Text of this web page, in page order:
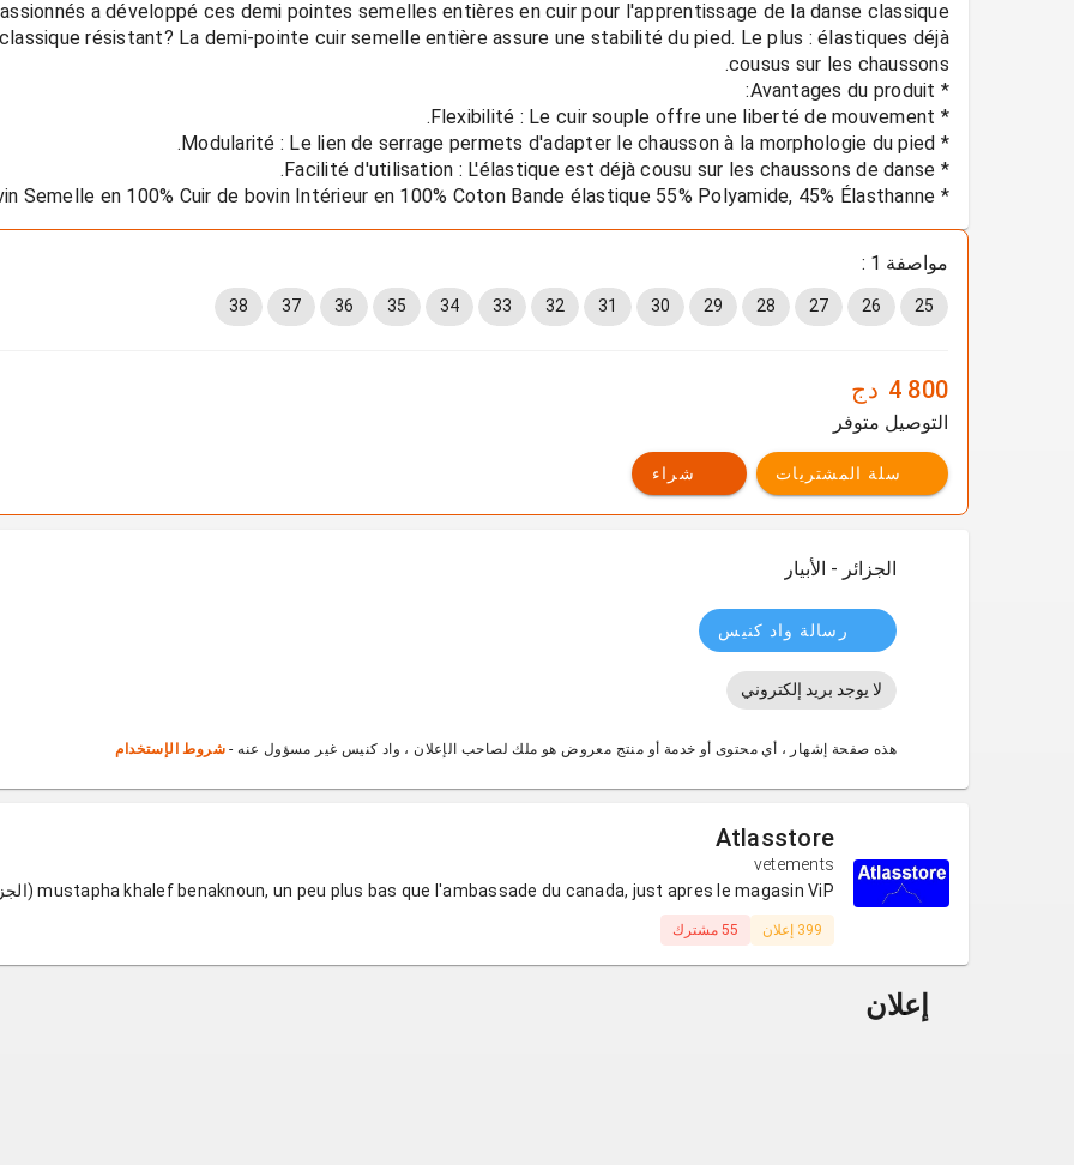
résistant? La demi-pointe cuir semelle entière assure une stabilité du pied. Le plus : élastiques déjà
* Avantages du produit:
* Composition : Extérieur en 100% Cuir de bovin Semelle en 100% Cuir de bovin Intérieur en 100% Coton Bande élastique 55% Polyamide, 45% Élasthanne
مواصفة 1 :
25
26
27
28
29
30
31
32
33
34
35
36
37
38
4 800 دج
التوصيل متوفر
سلة المشتريات شراء
الجزائر - الأبيار
رسالة واد كنيس
لا يوجد بريد إلكتروني
هذه صفحة إشهار ، أي محتوى أو خدمة أو منتج معروض هو ملك لصاحب الإعلان ، واد كنيس غير مسؤول عنه - شروط الإستخدام
Atlasstore
vetements
mustapha khalef benaknoun, un peu plus bas que l'ambassade du canada, just apres le magasin ViP (الجزائر)
399 إعلان 55 مشترك
إعلان